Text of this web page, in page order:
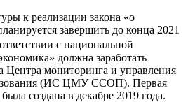
к реализации закона «о
завершить до конца 2021
с национальной
должна заработать
Центра мониторинга и управления
(ИС ЦМУ ССОП). Первая
создана в декабре 2019 года.